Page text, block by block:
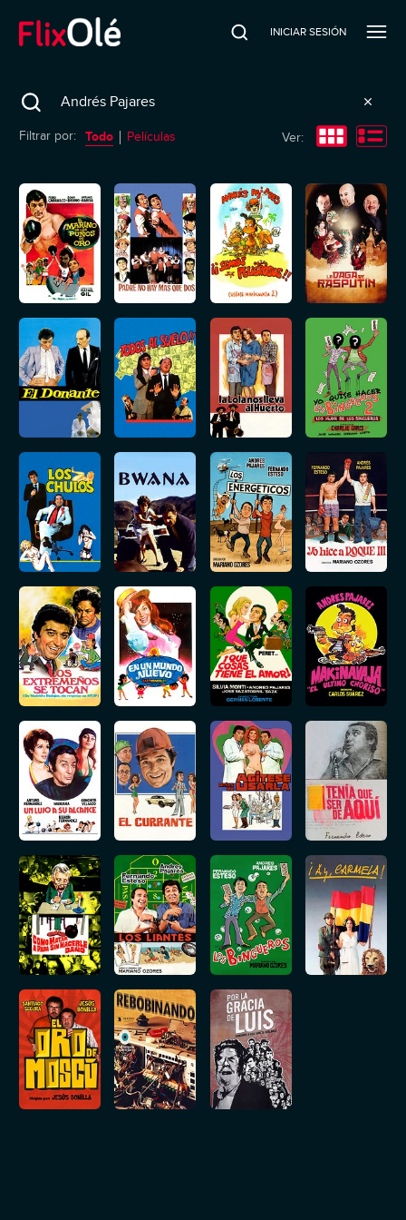
INICIAR SESIÓN
Search
Filtrar por: Todo Películas Ver: